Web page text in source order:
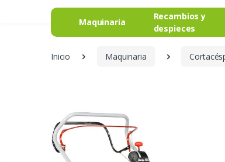
Maquinaria
Recambios y
despieces
Inicio Maquinaria